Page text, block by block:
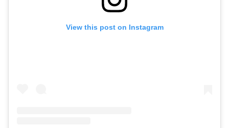
View this post on Instagram